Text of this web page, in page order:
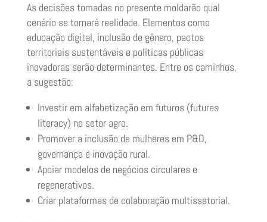
As decisões tomadas no presente moldarão qual
cenário se tornará realidade. Elementos como
educação digital, inclusão de gênero, pactos
territoriais sustentáveis e políticas públicas
inovadoras serão determinantes. Entre os caminhos,
a sugestão:
Investir em alfabetização em futuros (futures
literacy) no setor agro.
Promover a inclusão de mulheres em P&D,
governança e inovação rural.
Apoiar modelos de negócios circulares e
regenerativos.
Criar plataformas de colaboração multissetorial.